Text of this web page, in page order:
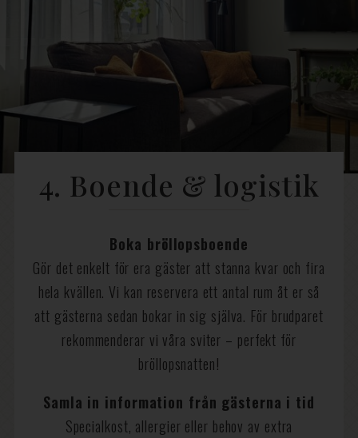
4. Boende & logistik
Boka bröllopsboende
Gör det enkelt för era gäster att stanna kvar och fira
hela kvällen. Vi kan reservera ett antal rum åt er så
att gästerna sedan bokar in sig själva. För brudparet
rekommenderar vi våra sviter – perfekt för
bröllopsnatten!
Samla in information från gästerna i tid
Specialkost, allergier eller behov av extra